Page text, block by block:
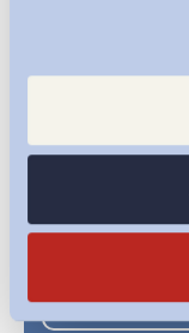
Iscriviti